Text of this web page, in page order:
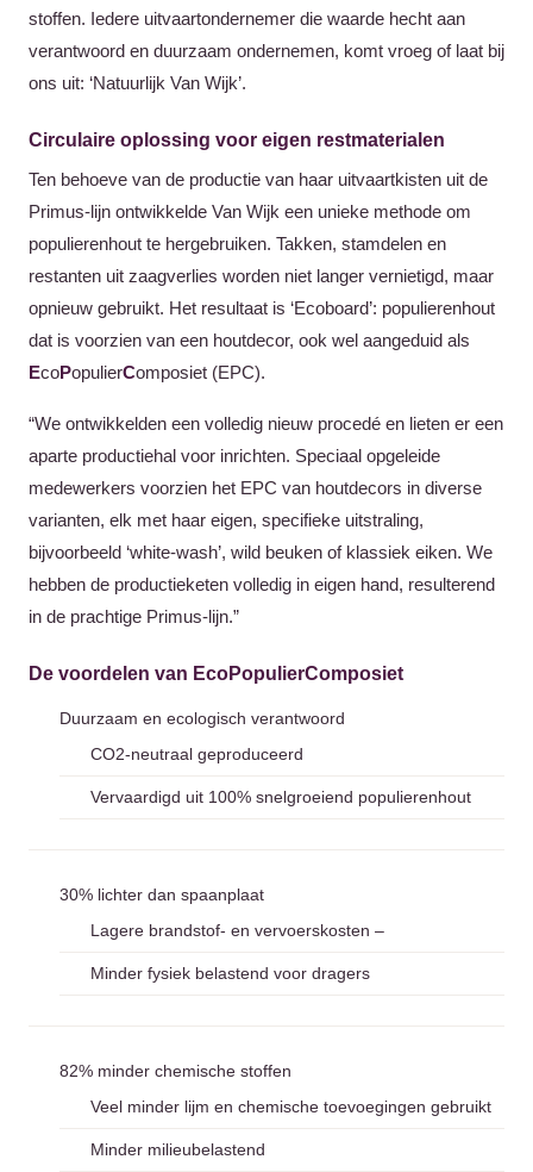
stoffen. Iedere uitvaartondernemer die waarde hecht aan
verantwoord en duurzaam ondernemen, komt vroeg of laat bij
ons uit: ‘Natuurlijk Van Wijk’.
Circulaire oplossing voor eigen restmaterialen
Ten behoeve van de productie van haar uitvaartkisten uit de
Primus-lijn ontwikkelde Van Wijk een unieke methode om
populierenhout te hergebruiken. Takken, stamdelen en
restanten uit zaagverlies worden niet langer vernietigd, maar
opnieuw gebruikt. Het resultaat is ‘Ecoboard’: populieren­hout
dat is voorzien van een houtdecor, ook wel aangeduid als
EcoPopulierComposiet (EPC).
“We ontwikkelden een volledig nieuw procedé en lieten er een
aparte productiehal voor inrichten. Speciaal opgeleide
medewerkers voorzien het EPC van houtdecors in diverse
varianten, elk met haar eigen, specifieke uitstraling,
bijvoorbeeld ‘white-wash’, wild beuken of klassiek eiken. We
hebben de productieketen volledig in eigen hand, resulterend
in de prachtige Primus-lijn.”
De voordelen van EcoPopulierComposiet
Duurzaam en ecologisch verantwoord
CO2-neutraal geproduceerd
Vervaardigd uit 100% snelgroeiend populierenhout
30% lichter dan spaanplaat
Lagere brandstof- en vervoerskosten –
Minder fysiek belastend voor dragers
82% minder chemische stoffen
Veel minder lijm en chemische toevoegingen gebruikt
Minder milieubelastend